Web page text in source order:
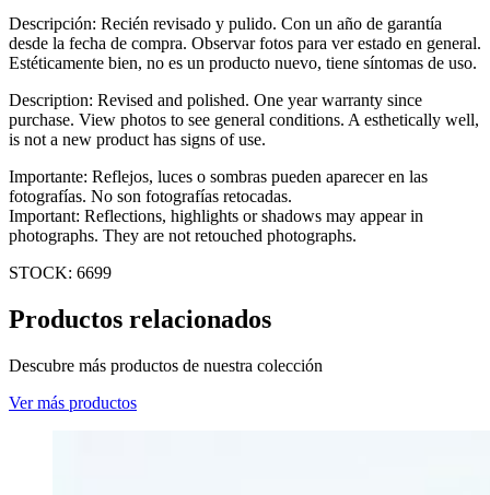
Descripción: Recién revisado y pulido. Con un año de garantía
desde la fecha de compra. Observar fotos para ver estado en general.
Estéticamente bien, no es un producto nuevo, tiene síntomas de uso.
Description: Revised and polished. One year warranty since
purchase. View photos to see general conditions. A esthetically well,
is not a new product has signs of use.
Importante: Reflejos, luces o sombras pueden aparecer en las
fotografías. No son fotografías retocadas.
Important: Reflections, highlights or shadows may appear in
photographs. They are not retouched photographs.
STOCK: 6699
Productos relacionados
Descubre más productos de nuestra colección
Ver más productos